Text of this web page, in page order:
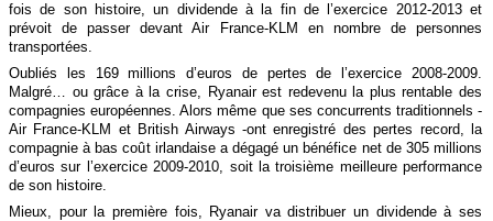
fois de son histoire, un dividende à la fin de l’exercice 2012-2013 et
prévoit de passer devant Air France-KLM en nombre de personnes
transportées.
Oubliés les 169 millions d’euros de pertes de l’exercice 2008-2009.
Malgré… ou grâce à la crise, Ryanair est redevenu la plus rentable des
compagnies européennes. Alors même que ses concurrents traditionnels -
Air France-KLM et British Airways -ont enregistré des pertes record, la
compagnie à bas coût irlandaise a dégagé un bénéfice net de 305 millions
d’euros sur l’exercice 2009-2010, soit la troisième meilleure performance
de son histoire.
Mieux, pour la première fois, Ryanair va distribuer un dividende à ses